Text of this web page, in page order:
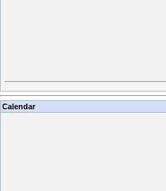
Calendar